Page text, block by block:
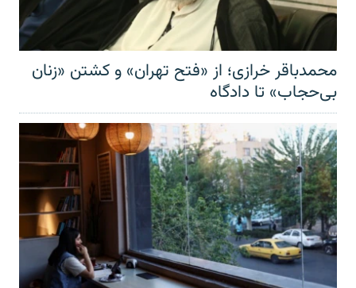
محمدباقر خرازی؛ از «فتح تهران» و کشتن «زنان
بی‌حجاب» تا دادگاه